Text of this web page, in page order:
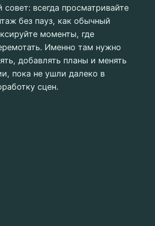
совет: всегда просматривайте
без пауз, как обычный
моменты, где
Именно там нужно
добавлять планы и менять
пока не ушли далеко в
сцен.